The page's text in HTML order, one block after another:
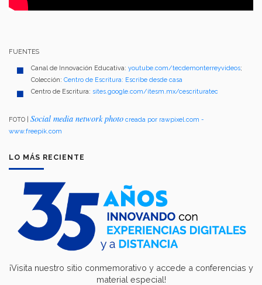
FUENTES
Canal de Innovación Educativa: youtube.com/tecdemonterreyvideos;
Colección: Centro de Escritura: Escribe desde casa
Centro de Escritura: sites.google.com/itesm.mx/cescrituratec
FOTO | Social media network photo creada por rawpixel.com -
www.freepik.com
LO MÁS RECIENTE
¡Visita nuestro sitio conmemorativo y accede a conferencias y
material especial!